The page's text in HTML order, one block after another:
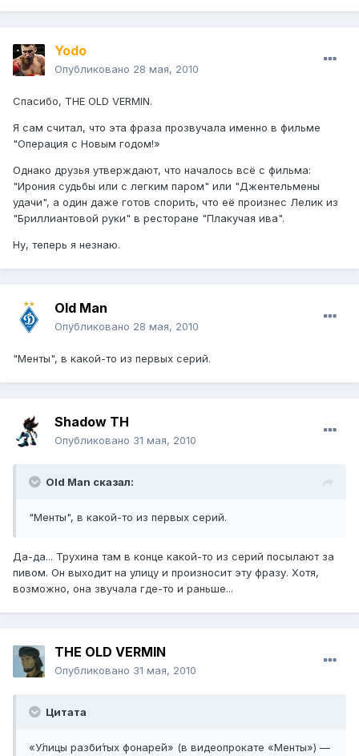
Yodo
Опубликовано 28 мая, 2010
Спасибо, THE OLD VERMIN.
Я сам считал, что эта фраза прозвучала именно в фильме
"Операция с Новым годом!»
Однако друзья утверждают, что началось всё с фильма:
"Ирония судьбы или с легким паром" или "Джентельмены
удачи", а один даже готов спорить, что её произнес Лелик из
"Бриллиантовой руки" в ресторане "Плакучая ива".
Ну, теперь я незнаю.
Old Man
Опубликовано 28 мая, 2010
"Менты", в какой-то из первых серий.
Shadow TH
Опубликовано 31 мая, 2010
Old Man сказал:
"Менты", в какой-то из первых серий.
Да-да... Трухина там в конце какой-то из серий посылают за
пивом. Он выходит на улицу и произносит эту фразу. Хотя,
возможно, она звучала где-то и раньше...
THE OLD VERMIN
Опубликовано 31 мая, 2010
Цитата
«У́лицы разби́тых фонаре́й» (в видеопрокате «Менты») —